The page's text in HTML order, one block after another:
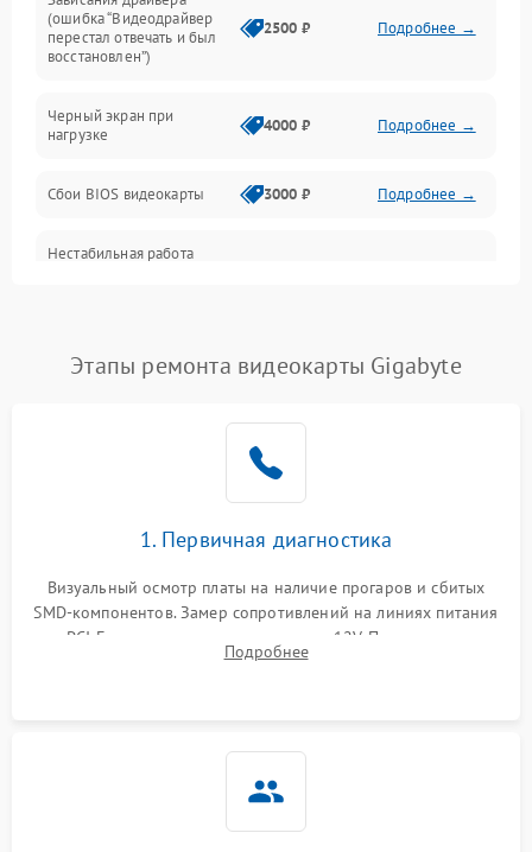
Интерфейсные и коммуникационные проблемы
Электропитание
ПО
Электронные компоненты
Общие поломки
Механические повреждения
(ошибка “Видеодрайвер
перестал отвечать и был
восстановлен”)
2500 ₽ Подробнее →
Черный экран при
нагрузке
4000 ₽ Подробнее →
Сбои BIOS видеокарты 3000 ₽ Подробнее →
Нестабильная работа
Этапы ремонта видеокарты Gigabyte
1. Первичная диагностика
Визуальный осмотр платы на наличие прогаров и сбитых
SMD-компонентов. Замер сопротивлений на линиях питания
PCI-E и дополнительных разъемах 12V. Проверка на
короткое замыкание основных дросселей питания GPU и
Подробнее